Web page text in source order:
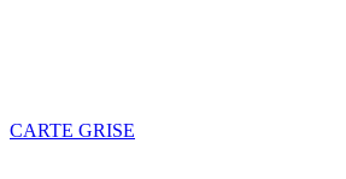
CARTE GRISE